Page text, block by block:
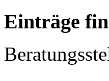
Einträge